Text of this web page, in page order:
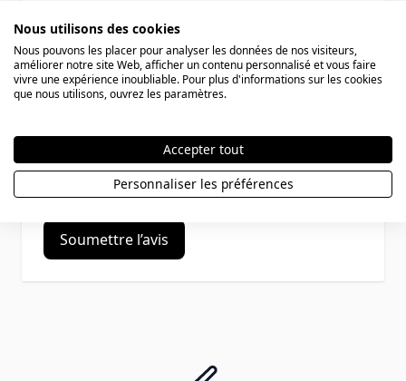
Pseudo
Résumé
Avis
Soumettre l’avis
Nous utilisons des cookies
Nous pouvons les placer pour analyser les données de nos visiteurs,
améliorer notre site Web, afficher un contenu personnalisé et vous faire
vivre une expérience inoubliable. Pour plus d'informations sur les cookies
que nous utilisons, ouvrez les paramètres.
Accepter tout
Personnaliser les préférences